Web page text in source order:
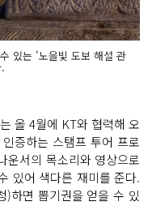
있는 '노을빛 도보 해설 관
는 올 4월에 KT와 협력해 오
증하는 스탬프 투어 프로
운서의 목소리와 영상으로
있어 색다른 재미를 준다.
)하면 뽑기권을 얻을 수 있